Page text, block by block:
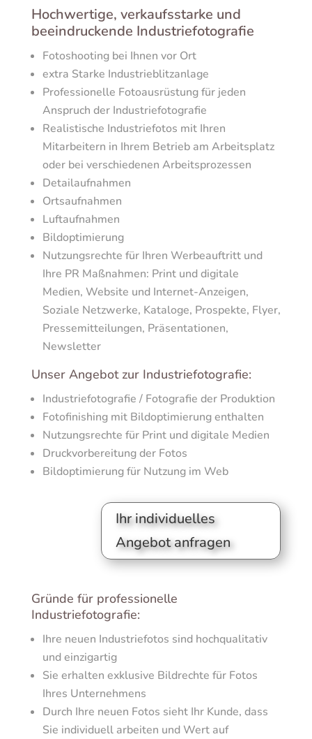
Hochwertige, verkaufsstarke und
beeindruckende Industriefotografie
Fotoshooting bei Ihnen vor Ort
extra Starke Industrieblitzanlage
Professionelle Fotoausrüstung für jeden
Anspruch der Industriefotografie
Realistische Industriefotos mit Ihren
Mitarbeitern in Ihrem Betrieb am Arbeitsplatz
oder bei verschiedenen Arbeitsprozessen
Detailaufnahmen
Ortsaufnahmen
Luftaufnahmen
Bildoptimierung
Nutzungsrechte für Ihren Werbeauftritt und
Ihre PR Maßnahmen: Print und digitale
Medien, Website und Internet-Anzeigen,
Soziale Netzwerke, Kataloge, Prospekte, Flyer,
Pressemitteilungen, Präsentationen,
Newsletter
Unser Angebot zur Industriefotografie:
Industriefotografie / Fotografie der Produktion
Fotofinishing mit Bildoptimierung enthalten
Nutzungsrechte für Print und digitale Medien
Druckvorbereitung der Fotos
Bildoptimierung für Nutzung im Web
Ihr individuelles
Angebot anfragen
Gründe für professionelle
Industriefotografie:
Ihre neuen Industriefotos sind hochqualitativ
und einzigartig
Sie erhalten exklusive Bildrechte für Fotos
Ihres Unternehmens
Durch Ihre neuen Fotos sieht Ihr Kunde, dass
Sie individuell arbeiten und Wert auf